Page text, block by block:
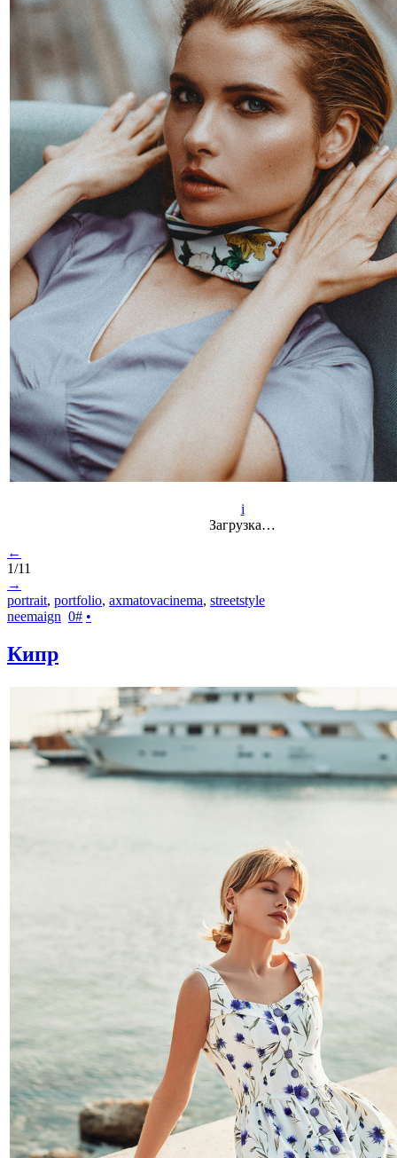
i
Загрузка…
←
1/11
→
portrait, portfolio, axmatovacinema, streetstyle
neemaign 0# •
Кипр